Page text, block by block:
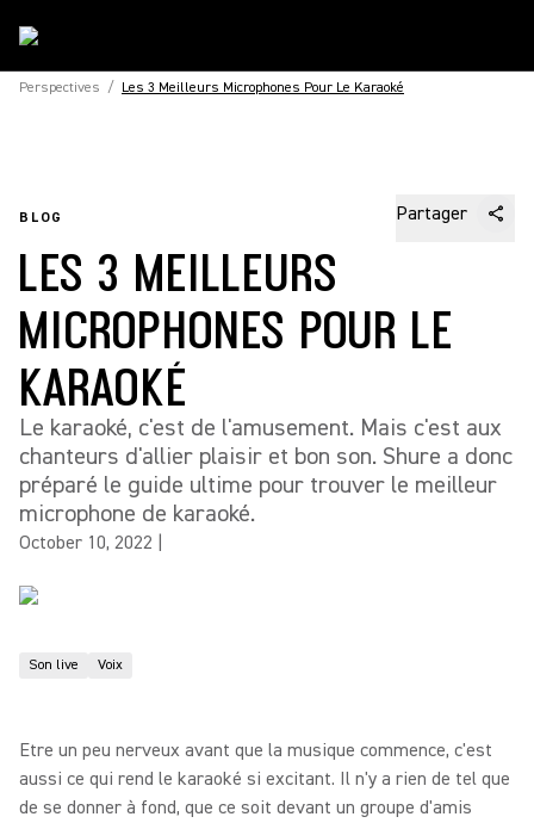
Perspectives / Les 3 Meilleurs Microphones Pour Le Karaoké
BLOG Partager
LES 3 MEILLEURS
MICROPHONES POUR LE
KARAOKÉ
Le karaoké, c'est de l'amusement. Mais c'est aux
chanteurs d'allier plaisir et bon son. Shure a donc
préparé le guide ultime pour trouver le meilleur
microphone de karaoké.
October 10, 2022
Son live Voix
Etre un peu nerveux avant que la musique commence, c'est
aussi ce qui rend le karaoké si excitant. Il n'y a rien de tel que
de se donner à fond, que ce soit devant un groupe d'amis